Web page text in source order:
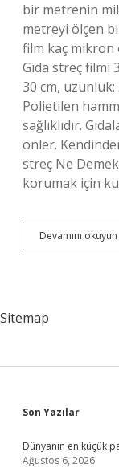
bir metrenin
metreyi ölçen
film kaç mikron
Gıda streç filmi
30 cm, uzunluk:
Polietilen
sağlıklıdır.
önler.
streç Ne
korumak için
Devamını okuyun
Sitemap
Sidebar
Son Yazılar
Dünyanın en küçük
Ağustos 6, 2026